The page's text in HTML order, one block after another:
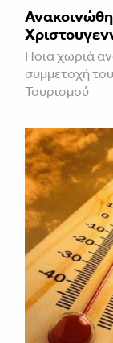
Ποια χωριά
συμμετοχή
Τουρισμού